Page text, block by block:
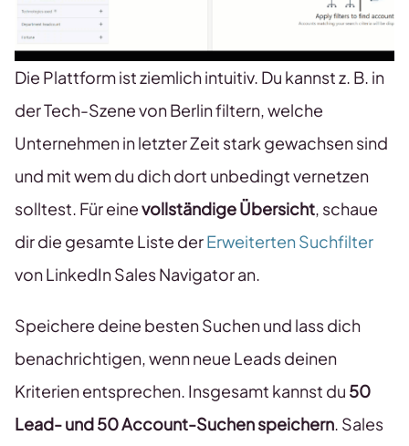
Die Plattform ist ziemlich intuitiv. Du kannst z. B. in
der Tech-Szene von Berlin filtern, welche
Unternehmen in letzter Zeit stark gewachsen sind
und mit wem du dich dort unbedingt vernetzen
solltest. Für einevollständige Übersicht , schaue
dir die gesamte Liste derErweiterten Suchfilter
von LinkedIn Sales Navigator an.
Speichere deine besten Suchen und lass dich
benachrichtigen, wenn neue Leads deinen
Kriterien entsprechen. Insgesamt kannst du 50
Lead- und 50 Account-Suchen speichern . Sales